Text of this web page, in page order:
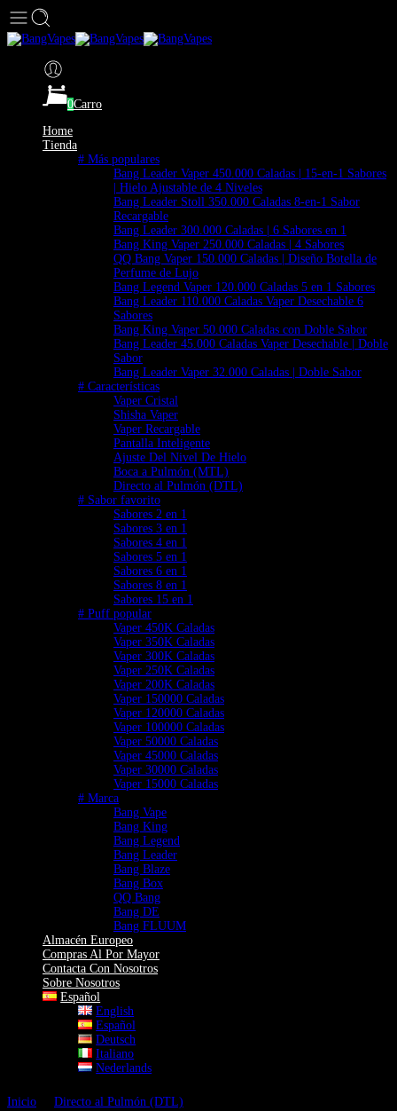
0Carro
Home
Tienda
# Más populares
Bang Leader Vaper 450.000 Caladas | 15-en-1 Sabores
| Hielo Ajustable de 4 Niveles
Bang Leader Stoll 350.000 Caladas 8-en-1 Sabor
Recargable
Bang Leader 300.000 Caladas | 6 Sabores en 1
Bang King Vaper 250.000 Caladas | 4 Sabores
QQ Bang Vaper 150.000 Caladas | Diseño Botella de
Perfume de Lujo
Bang Legend Vaper 120.000 Caladas 5 en 1 Sabores
Bang Leader 110.000 Caladas Vaper Desechable 6
Sabores
Bang King Vaper 50.000 Caladas con Doble Sabor
Bang Leader 45.000 Caladas Vaper Desechable | Doble
Sabor
Bang Leader Vaper 32.000 Caladas | Doble Sabor
# Características
Vaper Cristal
Shisha Vaper
Vaper Recargable
Pantalla Inteligente
Ajuste Del Nivel De Hielo
Boca a Pulmón (MTL)
Directo al Pulmón (DTL)
# Sabor favorito
Sabores 2 en 1
Sabores 3 en 1
Sabores 4 en 1
Sabores 5 en 1
Sabores 6 en 1
Sabores 8 en 1
Sabores 15 en 1
# Puff popular
Vaper 450K Caladas
Vaper 350K Caladas
Vaper 300K Caladas
Vaper 250K Caladas
Vaper 200K Caladas
Vaper 150000 Caladas
Vaper 120000 Caladas
Vaper 100000 Caladas
Vaper 50000 Caladas
Vaper 45000 Caladas
Vaper 30000 Caladas
Vaper 15000 Caladas
# Marca
Bang Vape
Bang King
Bang Legend
Bang Leader
Bang Blaze
Bang Box
QQ Bang
Bang DE
Bang FLUUM
Almacén Europeo
Compras Al Por Mayor
Contacta Con Nosotros
Sobre Nosotros
Español
English
Español
Deutsch
Italiano
Nederlands
Inicio Directo al Pulmón (DTL)